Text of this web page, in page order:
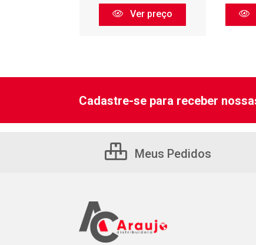
Ver preço
Cadastre-se para receber
Meus Pedidos